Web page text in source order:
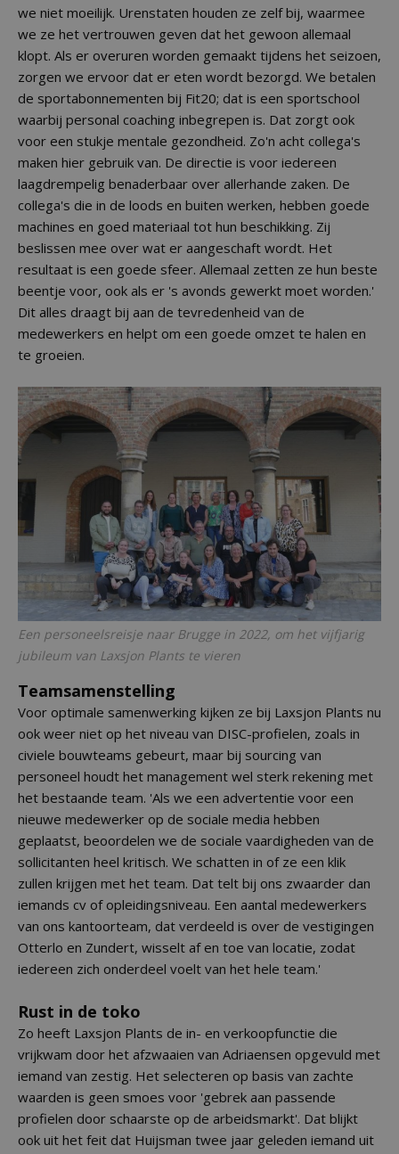
we niet moeilijk. Urenstaten houden ze zelf bij, waarmee
we ze het vertrouwen geven dat het gewoon allemaal
klopt. Als er overuren worden gemaakt tijdens het seizoen,
zorgen we ervoor dat er eten wordt bezorgd. We betalen
de sportabonnementen bij Fit20; dat is een sportschool
waarbij personal coaching inbegrepen is. Dat zorgt ook
voor een stukje mentale gezondheid. Zo'n acht collega's
maken hier gebruik van. De directie is voor iedereen
laagdrempelig benaderbaar over allerhande zaken. De
collega's die in de loods en buiten werken, hebben goede
machines en goed materiaal tot hun beschikking. Zij
beslissen mee over wat er aangeschaft wordt. Het
resultaat is een goede sfeer. Allemaal zetten ze hun beste
beentje voor, ook als er 's avonds gewerkt moet worden.'
Dit alles draagt bij aan de tevredenheid van de
medewerkers en helpt om een goede omzet te halen en
te groeien.
Een personeelsreisje naar Brugge in 2022, om het vijfjarig
jubileum van Laxsjon Plants te vieren
Teamsamenstelling
Voor optimale samenwerking kijken ze bij Laxsjon Plants nu
ook weer niet op het niveau van DISC-profielen, zoals in
civiele bouwteams gebeurt, maar bij sourcing van
personeel houdt het management wel sterk rekening met
het bestaande team. 'Als we een advertentie voor een
nieuwe medewerker op de sociale media hebben
geplaatst, beoordelen we de sociale vaardigheden van de
sollicitanten heel kritisch. We schatten in of ze een klik
zullen krijgen met het team. Dat telt bij ons zwaarder dan
iemands cv of opleidingsniveau. Een aantal medewerkers
van ons kantoorteam, dat verdeeld is over de vestigingen
Otterlo en Zundert, wisselt af en toe van locatie, zodat
iedereen zich onderdeel voelt van het hele team.'
Rust in de toko
Zo heeft Laxsjon Plants de in- en verkoopfunctie die
vrijkwam door het afzwaaien van Adriaensen opgevuld met
iemand van zestig. Het selecteren op basis van zachte
waarden is geen smoes voor 'gebrek aan passende
profielen door schaarste op de arbeidsmarkt'. Dat blijkt
ook uit het feit dat Huijsman twee jaar geleden iemand uit